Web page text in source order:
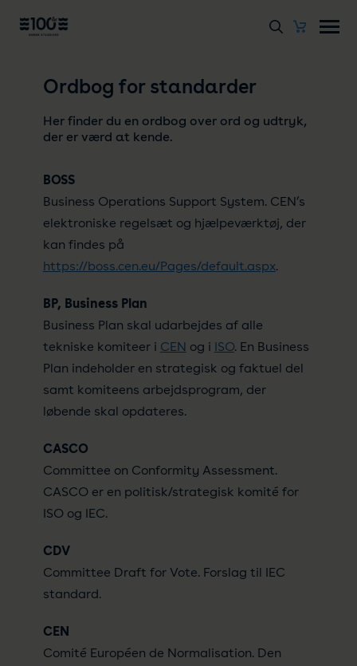
Ordbog for standarder
Her finder du en ordbog over ord og udtryk,
der er værd at kende.
BOSS
Business Operations Support System. CEN’s
elektroniske regelsæt og hjælpeværktøj, der
kan findes på
https://boss.cen.eu/Pages/default.aspx.
BP, Business Plan
Business Plan skal udarbejdes af alle
tekniske komiteer i CEN og i ISO. En Business
Plan indeholder en strategisk og faktuel del
samt komiteens arbejdsprogram, der
løbende skal opdateres.
CASCO
Committee on Conformity Assessment.
CASCO er en politisk/strategisk komité for
ISO og IEC.
CDV
Committee Draft for Vote. Forslag til IEC
standard.
CEN
Comité Européen de Normalisation. Den